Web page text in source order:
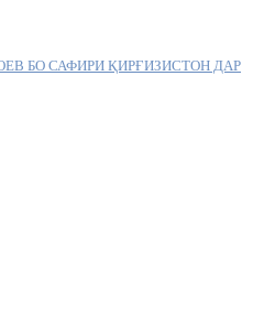
БО САФИРИ ҚИРҒИЗИСТОН ДАР